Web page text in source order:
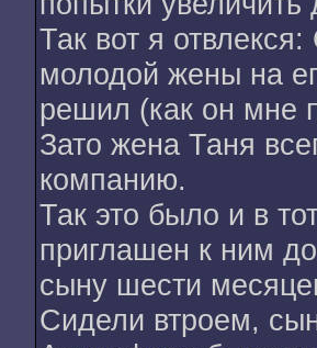
Так вот я
молодой жены на
решил (как он мне
Зато жена Таня
компанию.
Так это было и в
приглашен к ним
сыну шести
Сидели втроем,